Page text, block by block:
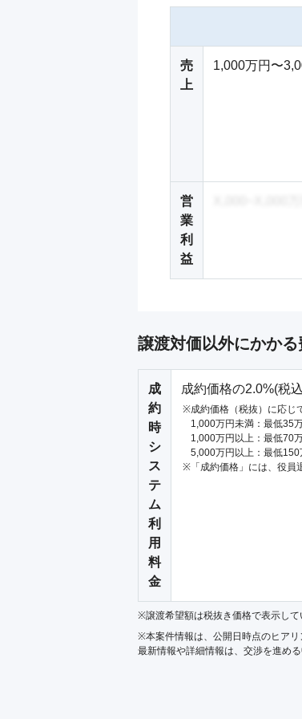
売
上
1,000万円〜
営
業
利
益
譲渡対価以外にかかる
成
約
時
シ
ス
テ
ム
利
用
料
金
成約価格の2.0%(税
成約価格（税抜）に応じ
1,000万円未満：最低35
1,000万円以上：最低70
5,000万円以上：最低150
「成約価格」には、役
※譲渡希望額は税抜き価格で表示して
※本案件情報は、公開日時点のヒアリ
最新情報や詳細情報は、交渉を進め